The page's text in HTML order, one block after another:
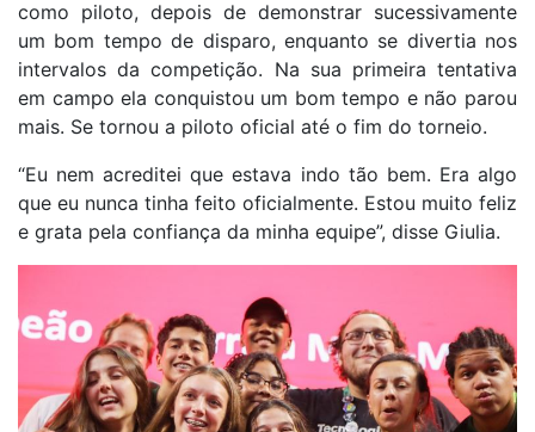
como piloto, depois de demonstrar sucessivamente
um bom tempo de disparo, enquanto se divertia nos
intervalos da competição. Na sua primeira tentativa
em campo ela conquistou um bom tempo e não parou
mais. Se tornou a piloto oficial até o fim do torneio.
“Eu nem acreditei que estava indo tão bem. Era algo
que eu nunca tinha feito oficialmente. Estou muito feliz
e grata pela confiança da minha equipe”, disse Giulia.